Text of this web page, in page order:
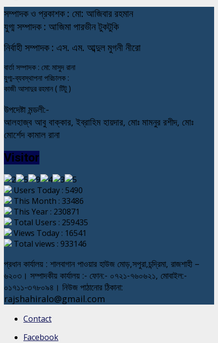
সম্পাদক ও প্রকাশক : মো: আজিবার রহমান
যুগ্ম সম্পাদক : আজিমা পারভীন টুকটুকি
নির্বাহী সম্পাদক : এস. এম. আব্দুল মুগনী নীরো
বার্তা সম্পাদক : মো: মাসুদ রানা
যুগ্ম-ব্যবস্থাপনা পরিচালক :
কাজী আসাদুর রহমান ( টিটু )
উপদেষ্টা মন্ডলী:-
আলহাজ্ব আবু বাক্কার, ইব্রাহিম হায়দার, মোঃ মামনুর রশীদ, মোঃ
মোর্শেদ কামাল রানা
Visitor
Users Today : 5490
This Month : 33486
This Year : 230871
Total Users : 259435
Views Today : 16541
Total views : 933146
প্রধান কার্যালয় : শালবাগান পাওয়ার হাউজ মোড়,সপুরা,চন্দ্রিমা, রাজশাহী –
৬২০৩। সম্পাদকীয় কার্যালয় :- ফোন:- ০৭২১-৭৬০৬২১, মোবাইল:-
০১৭১১-৩৭৮০৯৪। নিউজ পাঠানোর ঠিকানা:
rajshahiralo@gmail.com
Contact
Facebook